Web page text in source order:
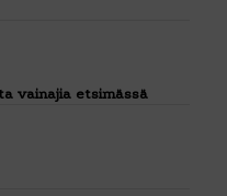
vainajia etsimässä